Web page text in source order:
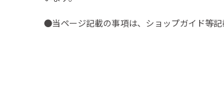
●当ページ記載の事項は、ショップガイド等記